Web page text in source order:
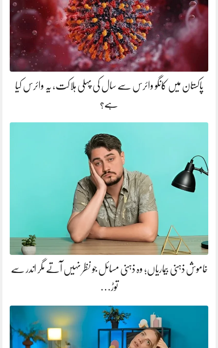
پاکستان میں کانگو وائرس سے سال کی پہلی ہلاکت، یہ وائرس کیا
ہے؟
خاموش ذہنی بیماریاں؛ وہ ذہنی مسائل جو نظر نہیں آتے مگر اندر سے
توڑ…